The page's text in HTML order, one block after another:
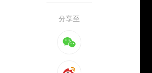
分享至